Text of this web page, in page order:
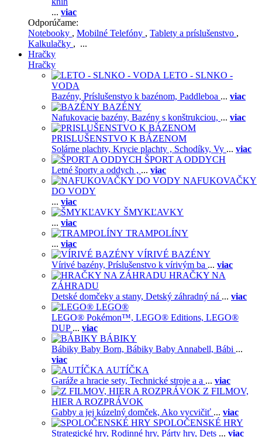
... viac
Odporúčame:
Notebooky , Mobilné Telefóny , Tablety a príslušenstvo ,
Kalkulačky , ...
Hračky
Hračky
LETO - SLNKO -
VODA
Bazény, Príslušenstvo k bazénom, Paddleboa ... viac
BAZÉNY
Nafukovacie bazény, Bazény s konštrukciou, ... viac
PRISLUŠENSTVO K BÁZENOM
Solárne plachty, Krycie plachty , Schodíky, Vy ... viac
ŠPORT A ODDYCH
Letné športy a oddych , ... viac
NAFUKOVAČKY
DO VODY
... viac
ŠMYKĽAVKY
... viac
TRAMPOLÍNY
... viac
VÍRIVÉ BAZÉNY
Vírivé bazény, Príslušenstvo k vírivým ba ... viac
HRAČKY NA
ZÁHRADU
Detské domčeky a stany, Detský záhradný ná ... viac
LEGO®
LEGO® Pokémon™, LEGO® Editions, LEGO®
DUP ... viac
BÁBIKY
Bábiky Baby Born, Bábiky Baby Annabell, Bábi ...
viac
AUTÍČKA
Garáže a hracie sety, Technické stroje a a ... viac
Z FILMOV,
HIER A ROZPRÁVOK
Gabby a jej kúzelný domček, Ako vycvičiť ... viac
SPOLOČENSKÉ HRY
Strategické hry, Rodinné hry, Párty hry, Dets ... viac